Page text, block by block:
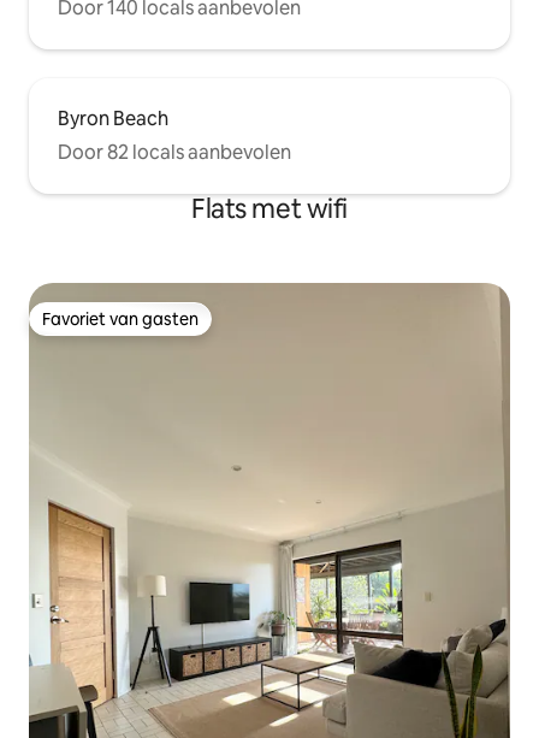
Door 140 locals aanbevolen
Byron Beach
Door 82 locals aanbevolen
Flats met wifi
Favoriet van gasten
Favoriet van gasten